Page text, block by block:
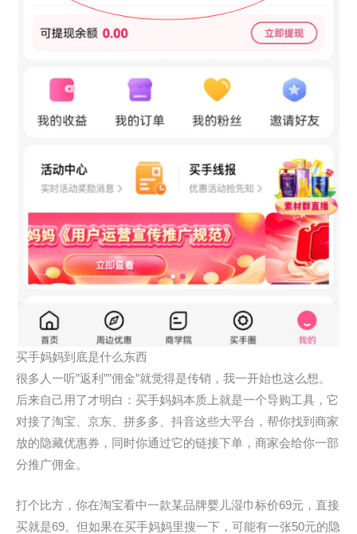
买手妈妈到底是什么东西
很多人一听”返利””佣金”就觉得是传销，我一开始也这么想。
后来自己用了才明白：买手妈妈本质上就是一个导购工具，它
对接了淘宝、京东、拼多多、抖音这些大平台，帮你找到商家
放的隐藏优惠券，同时你通过它的链接下单，商家会给你一部
分推广佣金。
打个比方，你在淘宝看中一款某品牌婴儿湿巾标价69元，直接
买就是69。但如果在买手妈妈里搜一下，可能有一张50元的隐